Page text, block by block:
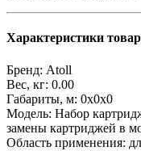
Характеристики
Бренд: Atoll
Вес, кг: 0.00
Габариты, м: 0x0x0
Модель: Набор
замены картриджей в
Область применения: